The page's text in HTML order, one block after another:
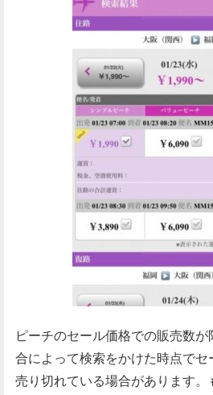
ピーチのセール価格での販売数
合によって検索をかけた時点で
売り切れている場合があります